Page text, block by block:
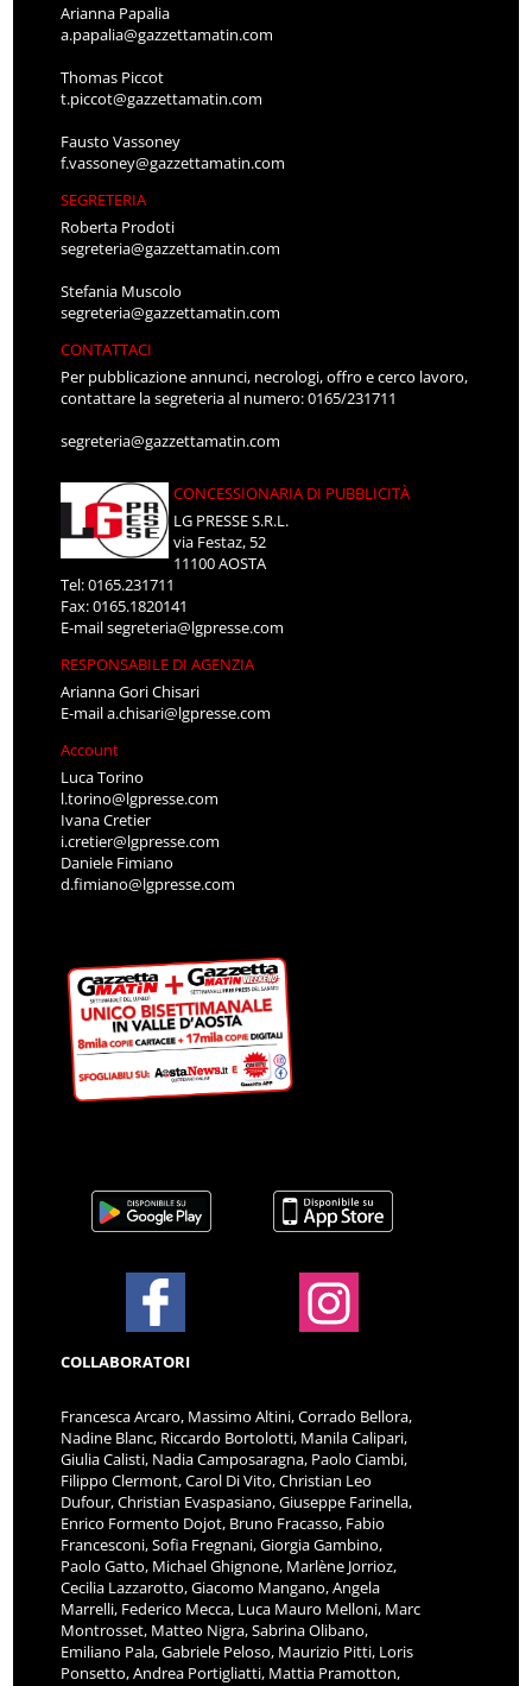
Arianna Papalia
a.papalia@gazzettamatin.com
Thomas Piccot
t.piccot@gazzettamatin.com
Fausto Vassoney
f.vassoney@gazzettamatin.com
SEGRETERIA
Roberta Prodoti
segreteria@gazzettamatin.com
Stefania Muscolo
segreteria@gazzettamatin.com
CONTATTACI
Per pubblicazione annunci, necrologi, offro e cerco lavoro,
contattare la segreteria al numero: 0165/231711
segreteria@gazzettamatin.com
CONCESSIONARIA DI PUBBLICITÀ
LG PRESSE S.R.L.
via Festaz, 52
11100 AOSTA
Tel: 0165.231711
Fax: 0165.1820141
E-mailsegreteria@lgpresse.com
RESPONSABILE DI AGENZIA
Arianna Gori Chisari
E-maila.chisari@lgpresse.com
Account
Luca Torino
l.torino@lgpresse.com
Ivana Cretier
i.cretier@lgpresse.com
Daniele Fimiano
d.fimiano@lgpresse.com
COLLABORATORI
Francesca Arcaro, Massimo Altini, Corrado Bellora,
Nadine Blanc, Riccardo Bortolotti, Manila Calipari,
Giulia Calisti, Nadia Camposaragna, Paolo Ciambi,
Filippo Clermont, Carol Di Vito, Christian Leo
Dufour, Christian Evaspasiano, Giuseppe Farinella,
Enrico Formento Dojot, Bruno Fracasso, Fabio
Francesconi, Sofia Fregnani, Giorgia Gambino,
Paolo Gatto, Michael Ghignone, Marlène Jorrioz,
Cecilia Lazzarotto, Giacomo Mangano, Angela
Marrelli, Federico Mecca, Luca Mauro Melloni, Marc
Montrosset, Matteo Nigra, Sabrina Olibano,
Emiliano Pala, Gabriele Peloso, Maurizio Pitti, Loris
Ponsetto, Andrea Portigliatti, Mattia Pramotton,